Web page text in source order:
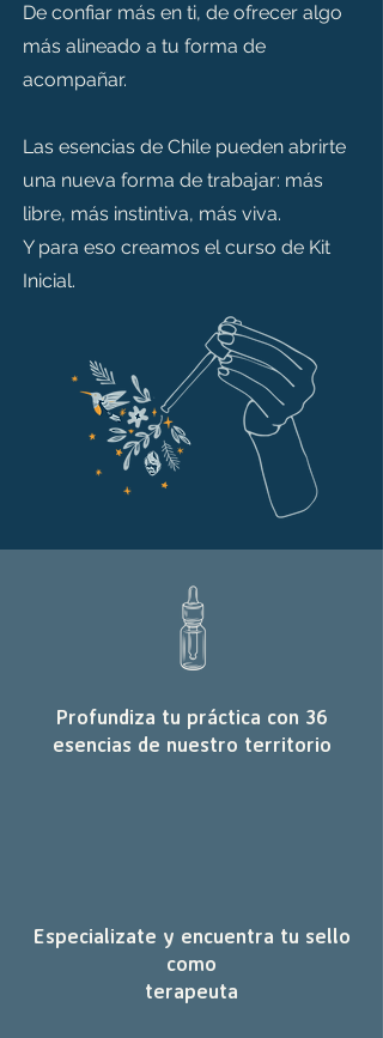
De confiar más en ti, de ofrecer algo
más alineado a tu forma de
acompañar.
Las esencias de Chile pueden abrirte
una nueva forma de trabajar: más
libre, más instintiva, más viva.
Y para eso creamos el curso de Kit
Inicial.
Profundiza tu práctica con 36
esencias de nuestro territorio
Especializate y encuentra tu sello
como
terapeuta